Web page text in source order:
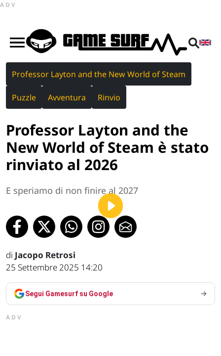
ADV
Professor Layton and the New World of Steam
Puzzle Avventura Rinvio
Professor Layton and the
New World of Steam è stato
rinviato al 2026
E speriamo di non finire al 2027
di Jacopo Retrosi
25 Settembre 2025 14:20
Segui Gamesurf su Google
ADV